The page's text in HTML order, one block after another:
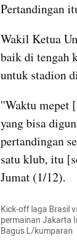
Pertandingan
Wakil Ketua
baik di tengah
untuk stadion
''Waktu mepet
yang bisa
pertandingan
satu klub, itu
Jumat (1/12).
Kick-off laga Brasil
permainan Jakarta
Bagus L/kumparan